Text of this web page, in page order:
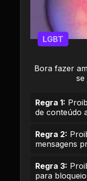
Bora fazer
se
LGBT
Regra 1:
de conteúdo
Regra 2:
mensagens
Regra 3:
para